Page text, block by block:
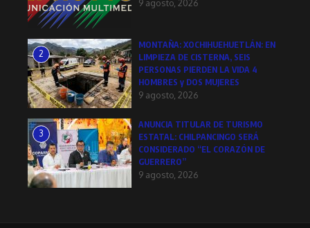
9 agosto, 2026
2
MONTAÑA: XOCHIHUEHUETLÁN: EN
LIMPIEZA DE CISTERNA, SEIS
PERSONAS PIERDEN LA VIDA 4
HOMBRES y DOS MUJERES
9 agosto, 2026
3
ANUNCIA TITULAR DE TURISMO
ESTATAL: CHILPANCINGO SERÁ
CONSIDERADO “EL CORAZÓN DE
GUERRERO”
9 agosto, 2026